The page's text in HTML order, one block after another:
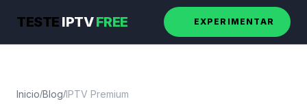
TESTE IPTV FREE EXPERIMENTAR
Inicio/Blog/IPTV Premium